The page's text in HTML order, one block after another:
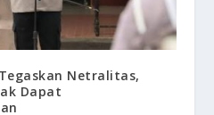
Netralitas,
Dapat